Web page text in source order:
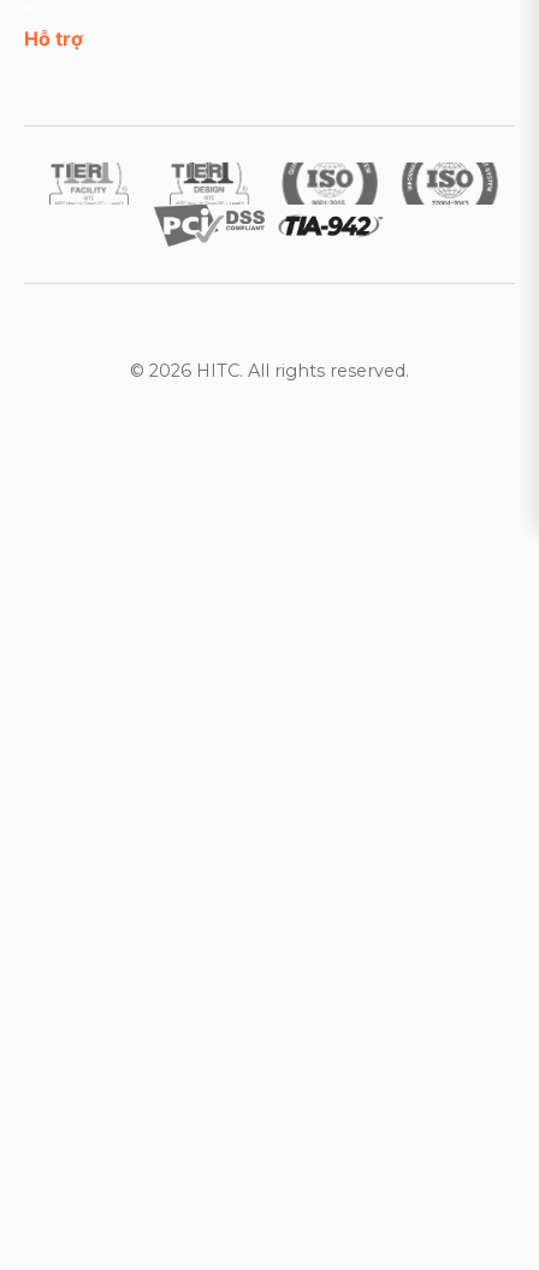
Hỗ trợ
© 2026 HITC. All rights reserved.